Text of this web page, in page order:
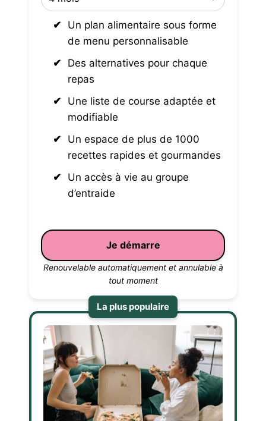
Un plan alimentaire sous forme
de menu personnalisable
Des alternatives pour chaque
repas
Une liste de course adaptée et
modifiable
Un espace de plus de 1000
recettes rapides et gourmandes
Un accès à vie au groupe
d’entraide
Je démarre
Renouvelable automatiquement et annulable à
tout moment